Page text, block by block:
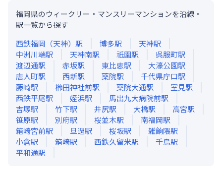
福岡県のウィークリー・マンスリーマンションを沿線・
駅一覧から探す
西鉄福岡（天神） 駅 博多駅 天神駅
中洲川端駅 天神南駅 祇園駅 呉服町駅
渡辺通駅 赤坂駅 東比恵駅 大濠公園駅
唐人町駅 西新駅 薬院駅 千代県庁口駅
藤崎駅 櫛田神社前駅 薬院大通駅 室見駅
西鉄平尾駅 姪浜駅 馬出九大病院前駅
吉塚駅 竹下駅 井尻駅 大橋駅 高宮駅
笹原駅 別府駅 桜並木駅 南福岡駅
箱崎宮前駅 旦過駅 桜坂駅 雑餉隈駅
小倉駅 箱崎駅 西鉄久留米駅 千鳥駅
平和通駅